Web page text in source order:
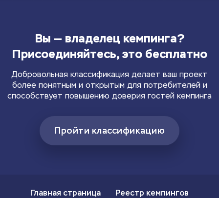
Вы — владелец кемпинга?
Присоединяйтесь, это бесплатно
Добровольная классификация делает ваш проект
более понятным и открытым для потребителей и
способствует повышению доверия гостей кемпинга
Пройти классификацию
Главная страница
Реестр кемпингов